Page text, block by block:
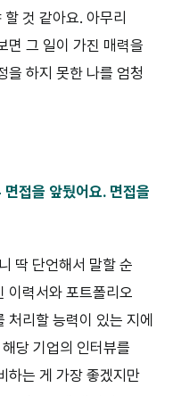
것 같아요. 아무리
면 그 일이 가진 매력을
을 하지 못한 나를 엄청
접을 앞뒀어요. 면접을
딱 단언해서 말할 순
이력서와 포트폴리오
처리할 능력이 있는 지에
당 기업의 인터뷰를
하는 게 가장 좋겠지만